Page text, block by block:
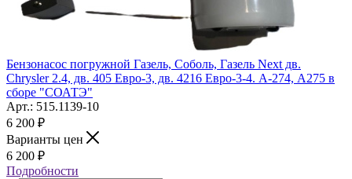
Бензонасос погружной Газель, Соболь, Газель Next дв.
Chrysler 2.4, дв. 405 Евро-3, дв. 4216 Евро-3-4. А-274, А275 в
сборе "СОАТЭ"
Арт.: 515.1139-10
6 200 ₽
Варианты цен
6 200 ₽
Подробности